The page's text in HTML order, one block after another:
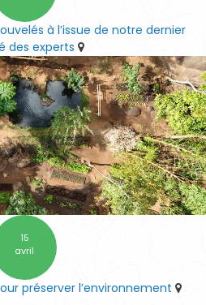
à l’issue de notre dernier
des experts
15
avril
préserver l’environnement